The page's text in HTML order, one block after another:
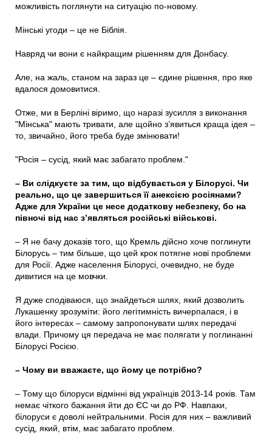
можливість поглянути на ситуацію по-новому.
Мінські угоди – це не Біблія.
Навряд чи вони є найкращим рішенням для Донбасу.
Але, на жаль, станом на зараз це – єдине рішення, про яке
вдалося домовитися.
Отже, ми в Берліні віримо, що наразі зусилля з виконання
"Мінська" мають тривати, але щойно з’явиться краща ідея –
то, звичайно, його треба буде змінювати!
"Росія – сусід, який має забагато проблем."
– Ви слідкуєте за тим, що відбувається у Білорусі. Чи
реально, що це завершиться її анексією росіянами?
Адже для України це несе додаткову небезпеку, бо на
півночі від нас з’являться російські військові.
– Я не бачу доказів того, що Кремль дійсно хоче поглинути
Білорусь – тим більше, що цей крок потягне нові проблеми
для Росії. Адже населення Білорусі, очевидно, не буде
дивитися на це мовчки.
Я дуже сподіваюся, що знайдеться шлях, який дозволить
Лукашенку зрозуміти: його легітимність вичерпалася, і в
його інтересах – самому запропонувати шлях передачі
влади. Причому ця передача не має полягати у поглинанні
Білорусі Росією.
– Чому ви вважаєте, що йому це потрібно?
– Тому що білоруси відмінні від українців 2013-14 років. Там
немає чіткого бажання йти до ЄС чи до РФ. Навпаки,
білоруси є доволі нейтральними. Росія для них – важливий
сусід, який, втім, має забагато проблем.